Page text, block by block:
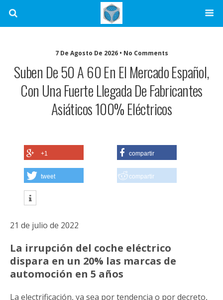
7 De Agosto De 2026 • No Comments
Suben De 50 A 60 En El Mercado Español,
Con Una Fuerte Llegada De Fabricantes
Asiáticos 100% Eléctricos
+1 compartir
tweet compartir
21 de julio de 2022
La irrupción del coche eléctrico
dispara en un 20% las marcas de
automoción en 5 años
La electrificación, ya sea por tendencia o por decreto,